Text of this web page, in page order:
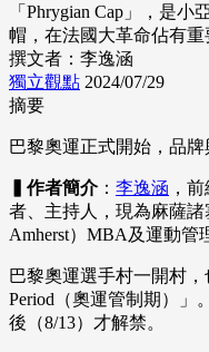
「Phrygian Cap」，是
帽，在法國大革命佔有
撰文者：李逸涵
獨立觀點 2024/07/29
摘要
巴黎奧運正式開始，品
▍作者簡介： 李逸涵 ，
者、主持人，現為麻薩
Amherst）MBA及運動管
巴黎奧運選手村一開村
Period（奧運管制期）」
後（8/13）才解禁。